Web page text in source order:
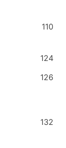
110
124
126
132